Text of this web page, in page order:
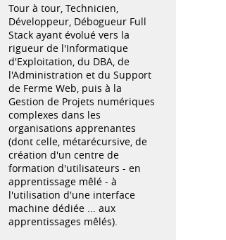
Tour à tour, Technicien,
Développeur, Débogueur Full
Stack ayant évolué vers la
rigueur de l'Informatique
d'Exploitation, du DBA, de
l'Administration et du Support
de Ferme Web, puis à la
Gestion de Projets numériques
complexes dans les
organisations apprenantes
(dont celle, métarécursive, de
création d'un centre de
formation d'utilisateurs - en
apprentissage mêlé - à
l'utilisation d'une interface
machine dédiée ... aux
apprentissages mêlés).